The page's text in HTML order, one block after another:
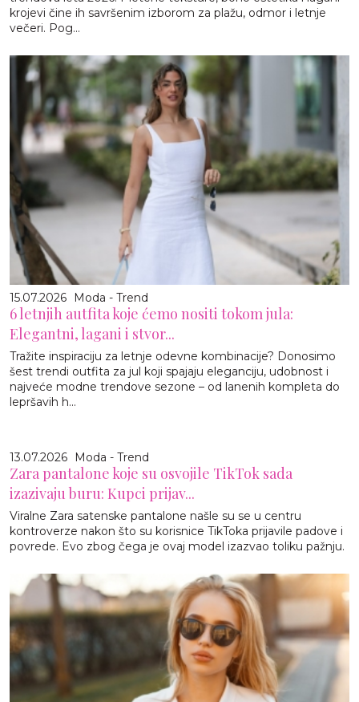
krojevi čine ih savršenim izborom za plažu, odmor i letnje
večeri. Pog...
15.07.2026 Moda - Trend
6 letnjih autfita koje ćemo nositi tokom jula:
Elegantni, lagani i stvor...
Tražite inspiraciju za letnje odevne kombinacije? Donosimo
šest trendi outfita za jul koji spajaju eleganciju, udobnost i
najveće modne trendove sezone – od lanenih kompleta do
lepršavih h...
13.07.2026 Moda - Trend
Zara pantalone koje su osvojile TikTok sada
izazivaju buru: Kupci prijav...
Viralne Zara satenske pantalone našle su se u centru
kontroverze nakon što su korisnice TikToka prijavile padove i
povrede. Evo zbog čega je ovaj model izazvao toliku pažnju.